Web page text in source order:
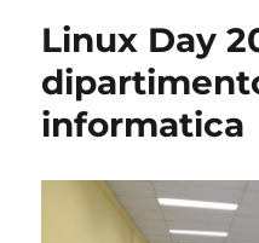
Linux Day
informatica